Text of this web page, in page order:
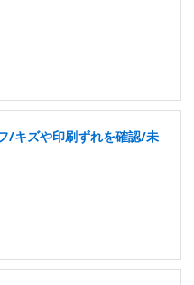
/キズや印刷ずれを確認/未